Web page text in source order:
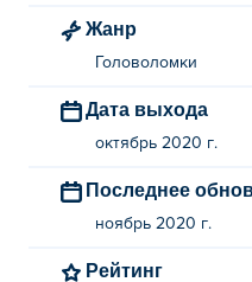
Жанр
Головоломки
Дата выхода
октябрь 2020 г.
Последнее
ноябрь 2020 г.
Рейтинг